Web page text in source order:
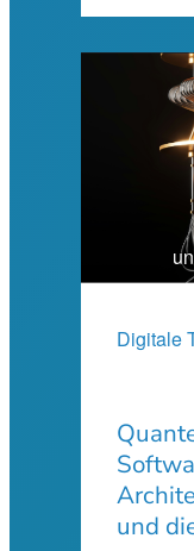
Digitale
und